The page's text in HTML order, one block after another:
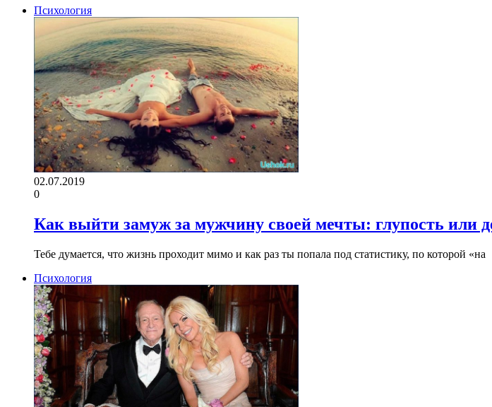
Психология
02.07.2019
0
Как выйти замуж за мужчину своей мечты: глупость или
Тебе думается, что жизнь проходит мимо и как раз ты попала под статистику, по которой
Психология